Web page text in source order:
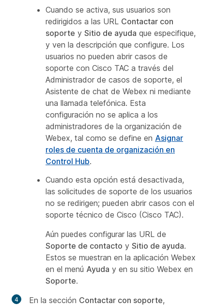
Cuando se activa, sus usuarios son
redirigidos a las URL Contactar con
soporte y Sitio de ayuda que especifique,
y ven la descripción que configure. Los
usuarios no pueden abrir casos de
soporte con Cisco TAC a través del
Administrador de casos de soporte, el
Asistente de chat de Webex ni mediante
una llamada telefónica. Esta
configuración no se aplica a los
administradores de la organización de
Webex, tal como se define en Asignar
roles de cuenta de organización en
Control Hub.
Cuando esta opción está desactivada,
las solicitudes de soporte de los usuarios
no se redirigen; pueden abrir casos con el
soporte técnico de Cisco (Cisco TAC).
Aún puedes configurar las URL de
Soporte de contacto y Sitio de ayuda.
Estos se muestran en la aplicación Webex
en el menú Ayuda y en su sitio Webex en
Soporte.
En la sección Contactar con soporte,